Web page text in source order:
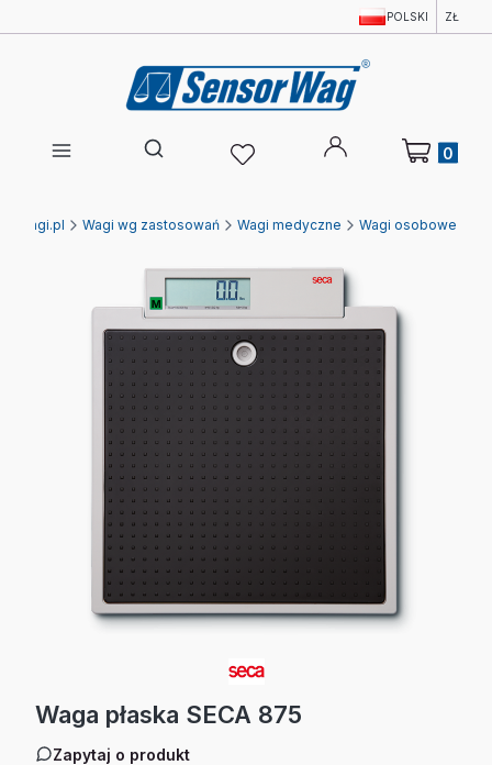
POLSKI ZŁ
Otwórz wyszukiwarkę
Produkty w
Ewagi.pl Wagi wg zastosowań Wagi medyczne Wagi osobowe
Waga płaska SECA 875
Zapytaj o produkt